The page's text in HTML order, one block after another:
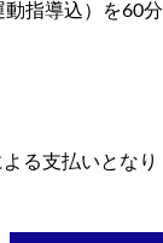
指導込）を60分
る支払いとなり